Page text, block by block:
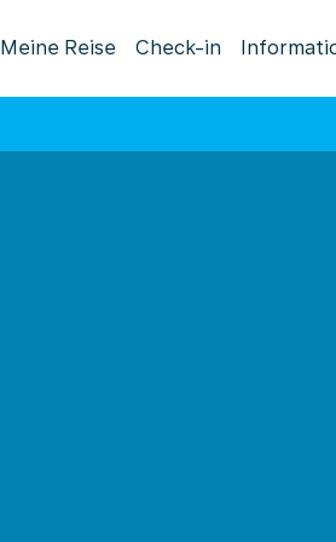
Meine Reise Check-in